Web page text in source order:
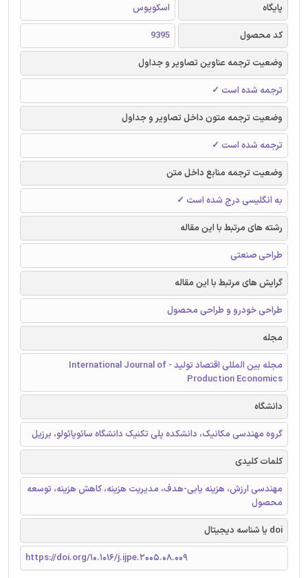
پایگاه
اسکوپوس
کد محصول
9395
وضعیت ترجمه عناوین تصاویر و جداول
ترجمه شده است ✓
وضعیت ترجمه متون داخل تصاویر و جداول
ترجمه شده است ✓
وضعیت ترجمه منابع داخل متن
به انگلیسی درج شده است ✓
رشته های مرتبط با این مقاله
طراحی صنعتی
گرایش های مرتبط با این مقاله
طراحی خودرو و طراحی محصول
مجله
مجله بین المللی اقتصاد تولید - International Journal of
Production Economics
دانشگاه
گروه مهندسی مکانیک، دانشکده پلی تکنیک دانشگاه سائوپائولو، برزیل
کلمات کلیدی
مهندسی ارزش، هزینه یابی-هدف، مدیریت هزینه، کاهش هزینه، توسعه
محصول
doi یا شناسه دیجیتال
https://doi.org/10.1016/j.ijpe.2005.08.009